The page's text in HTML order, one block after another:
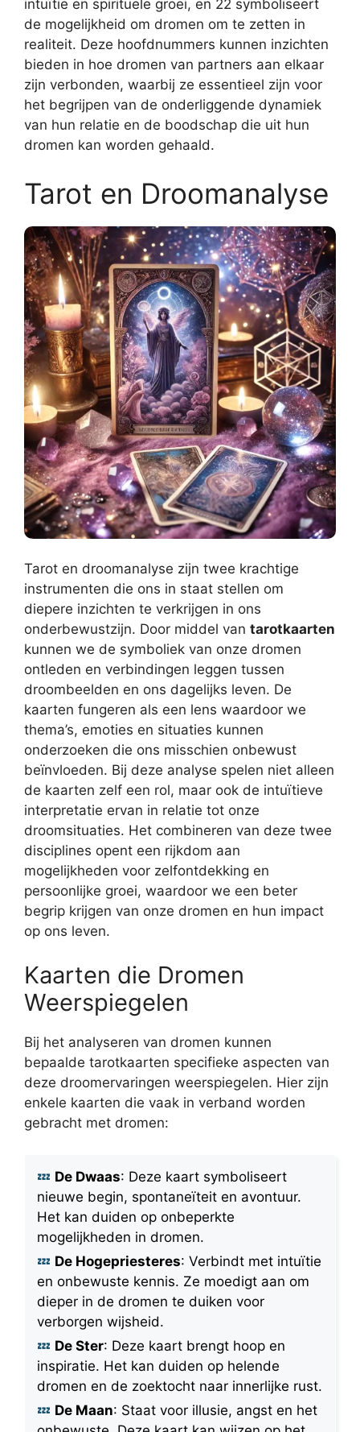
intuïtie en spirituele groei, en 22 symboliseert
de mogelijkheid om dromen om te zetten in
realiteit. Deze hoofdnummers kunnen inzichten
bieden in hoe dromen van partners aan elkaar
zijn verbonden, waarbij ze essentieel zijn voor
het begrijpen van de onderliggende dynamiek
van hun relatie en de boodschap die uit hun
dromen kan worden gehaald.
Tarot en Droomanalyse
Tarot en droomanalyse zijn twee krachtige
instrumenten die ons in staat stellen om
diepere inzichten te verkrijgen in ons
onderbewustzijn. Door middel van tarotkaarten
kunnen we de symboliek van onze dromen
ontleden en verbindingen leggen tussen
droombeelden en ons dagelijks leven. De
kaarten fungeren als een lens waardoor we
thema’s, emoties en situaties kunnen
onderzoeken die ons misschien onbewust
beïnvloeden. Bij deze analyse spelen niet alleen
de kaarten zelf een rol, maar ook de intuïtieve
interpretatie ervan in relatie tot onze
droomsituaties. Het combineren van deze twee
disciplines opent een rijkdom aan
mogelijkheden voor zelfontdekking en
persoonlijke groei, waardoor we een beter
begrip krijgen van onze dromen en hun impact
op ons leven.
Kaarten die Dromen
Weerspiegelen
Bij het analyseren van dromen kunnen
bepaalde tarotkaarten specifieke aspecten van
deze droomervaringen weerspiegelen. Hier zijn
enkele kaarten die vaak in verband worden
gebracht met dromen:
De Dwaas: Deze kaart symboliseert
nieuwe begin, spontaneïteit en avontuur.
Het kan duiden op onbeperkte
mogelijkheden in dromen.
De Hogepriesteres: Verbindt met intuïtie
en onbewuste kennis. Ze moedigt aan om
dieper in de dromen te duiken voor
verborgen wijsheid.
De Ster: Deze kaart brengt hoop en
inspiratie. Het kan duiden op helende
dromen en de zoektocht naar innerlijke rust.
De Maan: Staat voor illusie, angst en het